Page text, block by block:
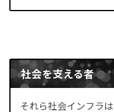
社会を支える者
それら社会インフラ